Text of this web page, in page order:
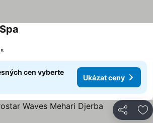
cen vyberte
Ukázat ceny
Sdílet